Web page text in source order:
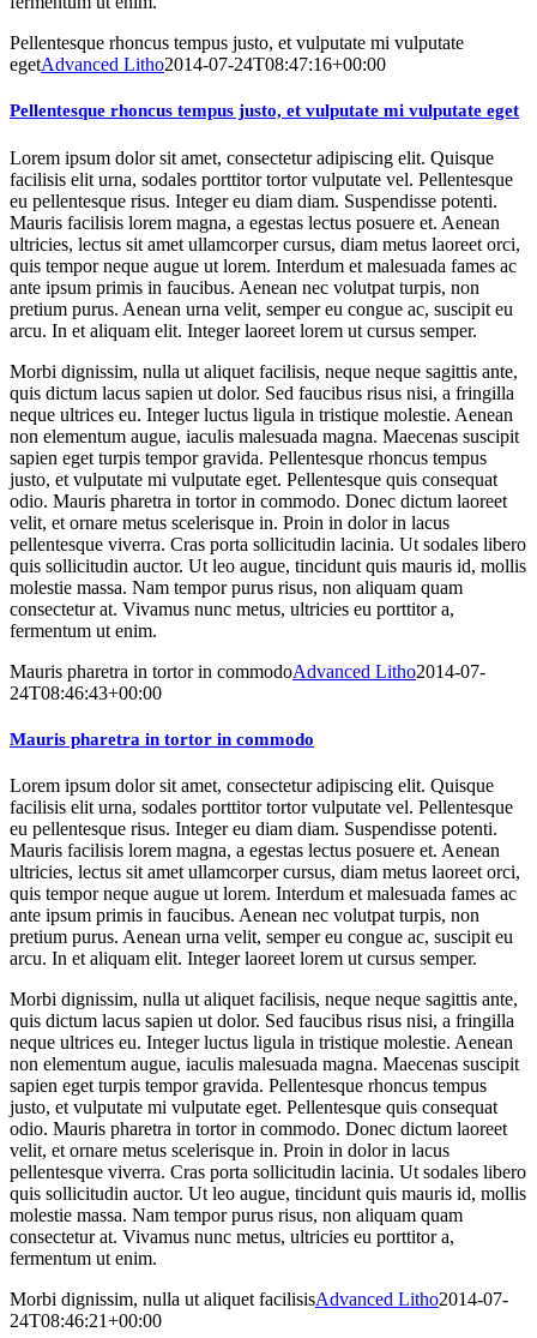
Pellentesque rhoncus tempus justo, et vulputate mi vulputate
egetAdvanced Litho2014-07-24T08:47:16+00:00
Pellentesque rhoncus tempus justo, et vulputate mi vulputate eget
Lorem ipsum dolor sit amet, consectetur adipiscing elit. Quisque
facilisis elit urna, sodales porttitor tortor vulputate vel. Pellentesque
eu pellentesque risus. Integer eu diam diam. Suspendisse potenti.
Mauris facilisis lorem magna, a egestas lectus posuere et. Aenean
ultricies, lectus sit amet ullamcorper cursus, diam metus laoreet orci,
quis tempor neque augue ut lorem. Interdum et malesuada fames ac
ante ipsum primis in faucibus. Aenean nec volutpat turpis, non
pretium purus. Aenean urna velit, semper eu congue ac, suscipit eu
arcu. In et aliquam elit. Integer laoreet lorem ut cursus semper.
Morbi dignissim, nulla ut aliquet facilisis, neque neque sagittis ante,
quis dictum lacus sapien ut dolor. Sed faucibus risus nisi, a fringilla
neque ultrices eu. Integer luctus ligula in tristique molestie. Aenean
non elementum augue, iaculis malesuada magna. Maecenas suscipit
sapien eget turpis tempor gravida. Pellentesque rhoncus tempus
justo, et vulputate mi vulputate eget. Pellentesque quis consequat
odio. Mauris pharetra in tortor in commodo. Donec dictum laoreet
velit, et ornare metus scelerisque in. Proin in dolor in lacus
pellentesque viverra. Cras porta sollicitudin lacinia. Ut sodales libero
quis sollicitudin auctor. Ut leo augue, tincidunt quis mauris id, mollis
molestie massa. Nam tempor purus risus, non aliquam quam
consectetur at. Vivamus nunc metus, ultricies eu porttitor a,
fermentum ut enim.
Mauris pharetra in tortor in commodoAdvanced Litho2014-07-
24T08:46:43+00:00
Mauris pharetra in tortor in commodo
Lorem ipsum dolor sit amet, consectetur adipiscing elit. Quisque
facilisis elit urna, sodales porttitor tortor vulputate vel. Pellentesque
eu pellentesque risus. Integer eu diam diam. Suspendisse potenti.
Mauris facilisis lorem magna, a egestas lectus posuere et. Aenean
ultricies, lectus sit amet ullamcorper cursus, diam metus laoreet orci,
quis tempor neque augue ut lorem. Interdum et malesuada fames ac
ante ipsum primis in faucibus. Aenean nec volutpat turpis, non
pretium purus. Aenean urna velit, semper eu congue ac, suscipit eu
arcu. In et aliquam elit. Integer laoreet lorem ut cursus semper.
Morbi dignissim, nulla ut aliquet facilisis, neque neque sagittis ante,
quis dictum lacus sapien ut dolor. Sed faucibus risus nisi, a fringilla
neque ultrices eu. Integer luctus ligula in tristique molestie. Aenean
non elementum augue, iaculis malesuada magna. Maecenas suscipit
sapien eget turpis tempor gravida. Pellentesque rhoncus tempus
justo, et vulputate mi vulputate eget. Pellentesque quis consequat
odio. Mauris pharetra in tortor in commodo. Donec dictum laoreet
velit, et ornare metus scelerisque in. Proin in dolor in lacus
pellentesque viverra. Cras porta sollicitudin lacinia. Ut sodales libero
quis sollicitudin auctor. Ut leo augue, tincidunt quis mauris id, mollis
molestie massa. Nam tempor purus risus, non aliquam quam
consectetur at. Vivamus nunc metus, ultricies eu porttitor a,
fermentum ut enim.
Morbi dignissim, nulla ut aliquet facilisisAdvanced Litho2014-07-
24T08:46:21+00:00